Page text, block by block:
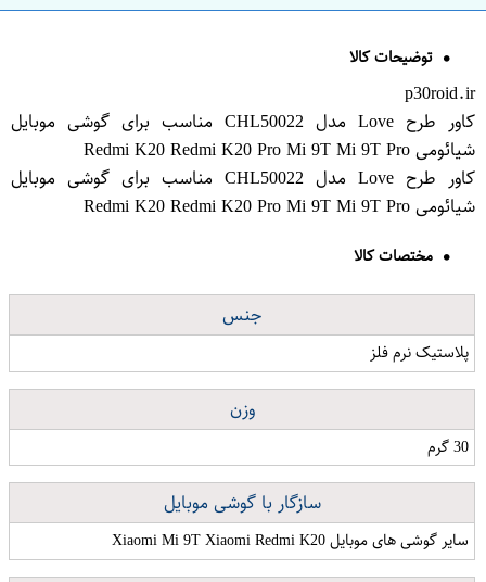
توضیحات کالا
p30roid.ir
کاور طرح Love مدل CHL50022 مناسب برای گوشی موبایل
شیائومی Redmi K20 Redmi K20 Pro Mi 9T Mi 9T Pro
کاور طرح Love مدل CHL50022 مناسب برای گوشی موبایل
شیائومی Redmi K20 Redmi K20 Pro Mi 9T Mi 9T Pro
مختصات کالا
جنس
پلاستیک نرم فلز
وزن
30 گرم
سازگار با گوشی موبایل
سایر گوشی های موبایل Xiaomi Mi 9T Xiaomi Redmi K20